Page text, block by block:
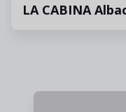
LA CABINA